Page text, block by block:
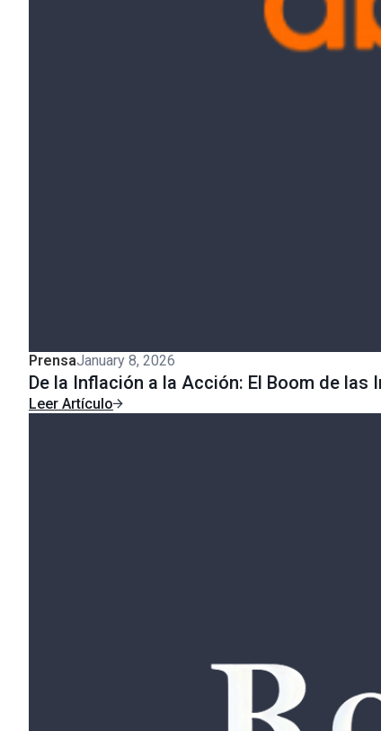
PrensaJanuary 8, 2026
De la Inflación a la Acción: El Boom de
Leer Artículo